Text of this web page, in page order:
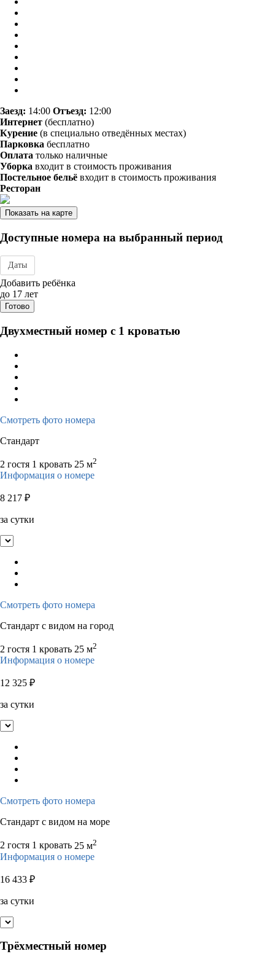
Заезд: 14:00 Отъезд: 12:00
Интернет (бесплатно)
Курение (в специально отведённых местах)
Парковка бесплатно
Оплата только наличные
Уборка входит в стоимость проживания
Постельное бельё входит в стоимость проживания
Ресторан
Показать на карте
Доступные номера на выбранный период
Даты
Дата заезда - отъезда
Добавить ребёнка
до 17 лет
Готово
Двухместный номер с 1 кроватью
Смотреть фото номера
Стандарт
2 гостя 1 кровать 25 м2
Информация о номере
8 217 ₽
за сутки
Смотреть фото номера
Стандарт с видом на город
2 гостя 1 кровать 25 м2
Информация о номере
12 325 ₽
за сутки
Смотреть фото номера
Стандарт с видом на море
2 гостя 1 кровать 25 м2
Информация о номере
16 433 ₽
за сутки
Трёхместный номер